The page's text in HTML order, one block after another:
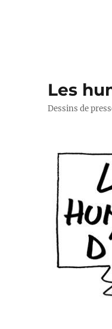
Les
Dessins de